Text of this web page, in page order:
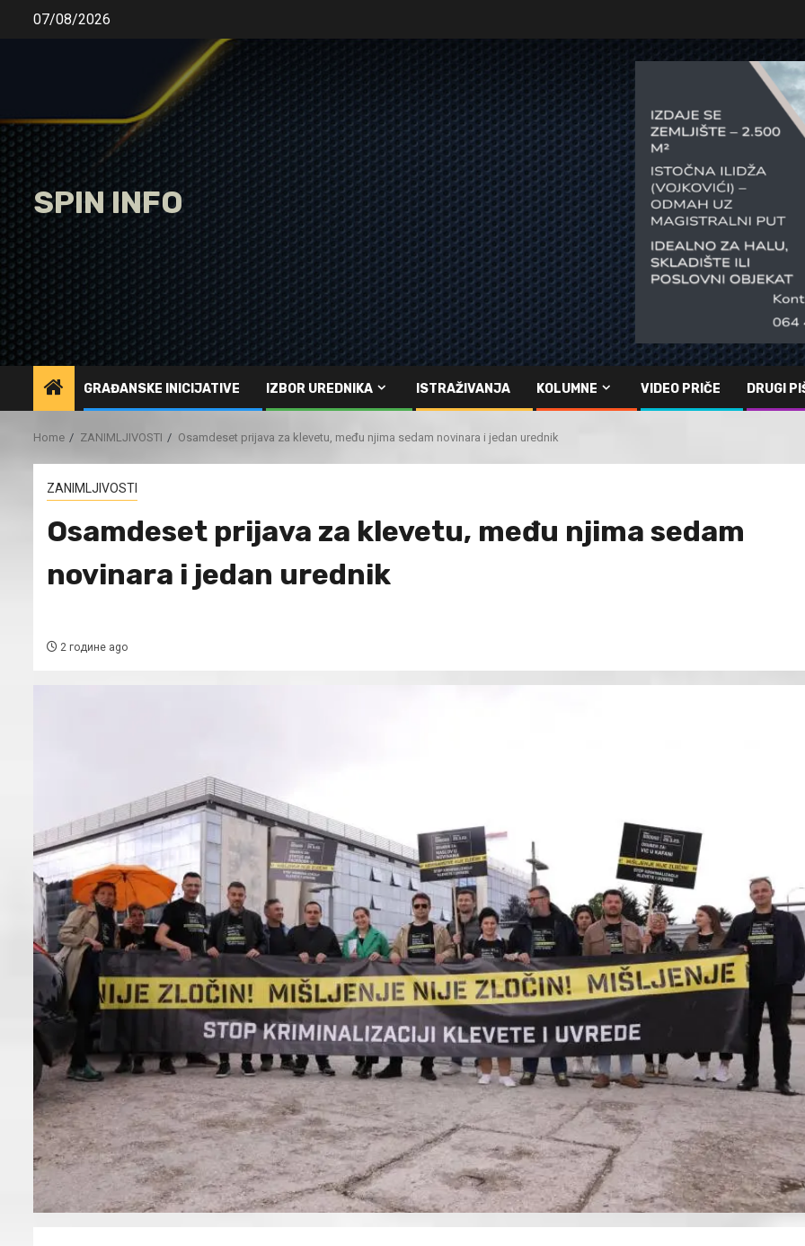
07/08/2026
SPIN INFO
GRAĐANSKE INICIJATIVE IZBOR UREDNIKA ISTRAŽIVANJA KOLUMNE VIDEO PRIČE DRUGI
Home ZANIMLJIVOSTI Osamdeset prijava za klevetu, među njima sedam novinara i jedan urednik
ZANIMLJIVOSTI
Osamdeset prijava za klevetu, među njima sedam
novinara i jedan urednik
2 године ago